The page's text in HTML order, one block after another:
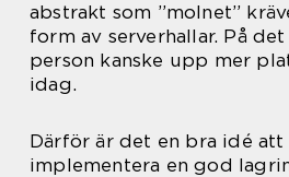
abstrakt som ”molnet”
form av serverhallar. På
person kanske upp mer
idag.
Därför är det en bra idé att
implementera en god